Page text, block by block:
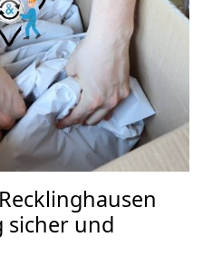
Recklinghausen
sicher und